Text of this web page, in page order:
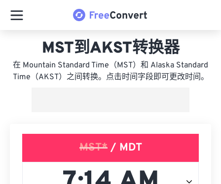
MST到AKST转换器
在 Mountain Standard Time（MST）和 Alaska Standard
Time（AKST）之间转换。点击时间字段即可更改时间。
MST*/ MDT